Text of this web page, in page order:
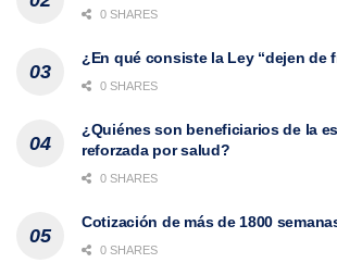
0 SHARES
¿En qué consiste la Ley “dejen de
0 SHARES
¿Quiénes son beneficiarios de la
reforzada por salud?
0 SHARES
Cotización de más de 1800
0 SHARES